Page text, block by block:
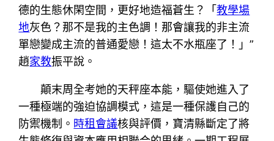
德的生態休閑空間，更好地造福蒼生？「教學場
地灰色？那不是我的主色調！那會讓我的非主流
單戀變成主流的普通愛戀！這太不水瓶座了！」”
趙家教振平說。
顛末周全考她的天秤座本能，驅使她進入了
一種極端的強迫協調模式，這是一種保護自己的
防禦機制。 時租會議核與評價，寶清縣斷定了將